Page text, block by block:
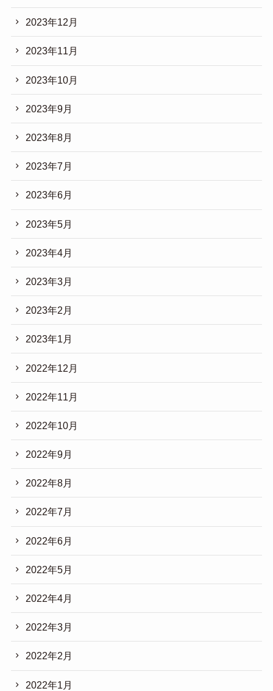
2023年12月
2023年11月
2023年10月
2023年9月
2023年8月
2023年7月
2023年6月
2023年5月
2023年4月
2023年3月
2023年2月
2023年1月
2022年12月
2022年11月
2022年10月
2022年9月
2022年8月
2022年7月
2022年6月
2022年5月
2022年4月
2022年3月
2022年2月
2022年1月